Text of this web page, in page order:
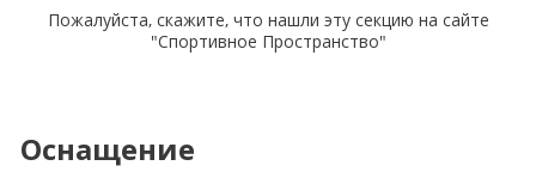
Пожалуйста, скажите, что нашли эту секцию на сайте
"Спортивное Пространство"
Оснащение